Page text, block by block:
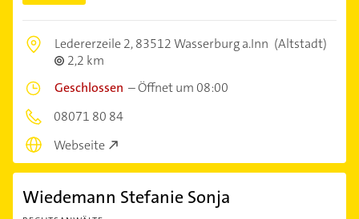
Ledererzeile 2,83512 Wasserburg a.Inn (Altstadt)
2,2 km
Geschlossen –Öffnet um 08:00
08071 80 84
Webseite
Wiedemann Stefanie Sonja